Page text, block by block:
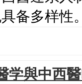
备多样性
学與中西